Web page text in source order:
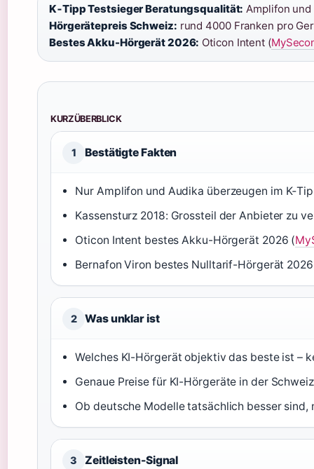
K‑Tipp Testsieger Beratungsqualität: Amplifon
Hörgerätepreis Schweiz: rund 4000 Franken pro
Bestes Akku-Hörgerät 2026: Oticon Intent (
KURZÜBERBLICK
1 Bestätigte Fakten
Nur Amplifon und Audika überzeugen im
Kassensturz 2018: Grossteil der Anbieter zu
Oticon Intent bestes Akku-Hörgerät 2026 (
Bernafon Viron bestes Nulltarif-Hörgerät
2 Was unklar ist
Welches KI-Hörgerät objektiv das beste ist –
Genaue Preise für KI-Hörgeräte in der
Ob deutsche Modelle tatsächlich besser
3 Zeitleisten-Signal